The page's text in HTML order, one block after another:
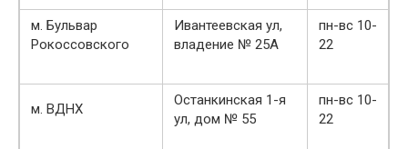
м. Бульвар
Рокоссовского
Ивантеевская ул,
владение № 25А
пн-вс 10-
22
м. ВДНХ
Останкинская 1-я
ул, дом № 55
пн-вс 10-
22